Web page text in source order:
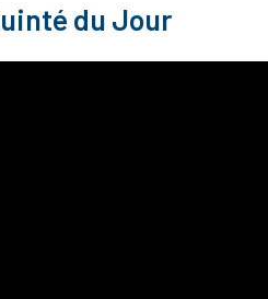
du Jour